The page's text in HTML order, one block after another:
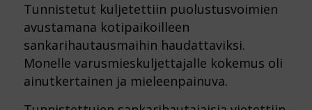
Tunnistetut kuljetettiin puolustusvoimien
avustamana kotipaikoilleen
sankarihautausmaihin haudattaviksi.
Monelle varusmieskuljettajalle kokemus oli
ainutkertainen ja mieleenpainuva.